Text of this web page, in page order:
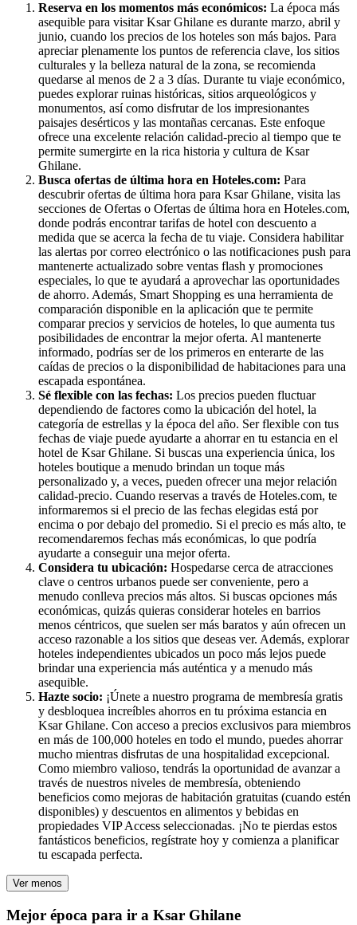
Reserva en los momentos más económicos: La época más
asequible para visitar Ksar Ghilane es durante marzo, abril y
junio, cuando los precios de los hoteles son más bajos. Para
apreciar plenamente los puntos de referencia clave, los sitios
culturales y la belleza natural de la zona, se recomienda
quedarse al menos de 2 a 3 días. Durante tu viaje económico,
puedes explorar ruinas históricas, sitios arqueológicos y
monumentos, así como disfrutar de los impresionantes
paisajes desérticos y las montañas cercanas. Este enfoque
ofrece una excelente relación calidad-precio al tiempo que te
permite sumergirte en la rica historia y cultura de Ksar
Ghilane.
Busca ofertas de última hora en Hoteles.com: Para
descubrir ofertas de última hora para Ksar Ghilane, visita las
secciones de Ofertas o Ofertas de última hora en Hoteles.com,
donde podrás encontrar tarifas de hotel con descuento a
medida que se acerca la fecha de tu viaje. Considera habilitar
las alertas por correo electrónico o las notificaciones push para
mantenerte actualizado sobre ventas flash y promociones
especiales, lo que te ayudará a aprovechar las oportunidades
de ahorro. Además, Smart Shopping es una herramienta de
comparación disponible en la aplicación que te permite
comparar precios y servicios de hoteles, lo que aumenta tus
posibilidades de encontrar la mejor oferta. Al mantenerte
informado, podrías ser de los primeros en enterarte de las
caídas de precios o la disponibilidad de habitaciones para una
escapada espontánea.
Sé flexible con las fechas: Los precios pueden fluctuar
dependiendo de factores como la ubicación del hotel, la
categoría de estrellas y la época del año. Ser flexible con tus
fechas de viaje puede ayudarte a ahorrar en tu estancia en el
hotel de Ksar Ghilane. Si buscas una experiencia única, los
hoteles boutique a menudo brindan un toque más
personalizado y, a veces, pueden ofrecer una mejor relación
calidad-precio. Cuando reservas a través de Hoteles.com, te
informaremos si el precio de las fechas elegidas está por
encima o por debajo del promedio. Si el precio es más alto, te
recomendaremos fechas más económicas, lo que podría
ayudarte a conseguir una mejor oferta.
Considera tu ubicación: Hospedarse cerca de atracciones
clave o centros urbanos puede ser conveniente, pero a
menudo conlleva precios más altos. Si buscas opciones más
económicas, quizás quieras considerar hoteles en barrios
menos céntricos, que suelen ser más baratos y aún ofrecen un
acceso razonable a los sitios que deseas ver. Además, explorar
hoteles independientes ubicados un poco más lejos puede
brindar una experiencia más auténtica y a menudo más
asequible.
Hazte socio: ¡Únete a nuestro programa de membresía gratis
y desbloquea increíbles ahorros en tu próxima estancia en
Ksar Ghilane. Con acceso a precios exclusivos para miembros
en más de 100,000 hoteles en todo el mundo, puedes ahorrar
mucho mientras disfrutas de una hospitalidad excepcional.
Como miembro valioso, tendrás la oportunidad de avanzar a
través de nuestros niveles de membresía, obteniendo
beneficios como mejoras de habitación gratuitas (cuando estén
disponibles) y descuentos en alimentos y bebidas en
propiedades VIP Access seleccionadas. ¡No te pierdas estos
fantásticos beneficios, regístrate hoy y comienza a planificar
tu escapada perfecta.
Ver menos
Mejor época para ir a Ksar Ghilane